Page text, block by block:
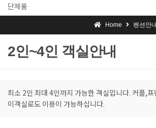
단체룸
Home 펜션안
2인~4인 객실안내
최소 2인 최대 4인까지 가능한 객실입니다. 커플,
이객실로도 이용이 가능하십니다.